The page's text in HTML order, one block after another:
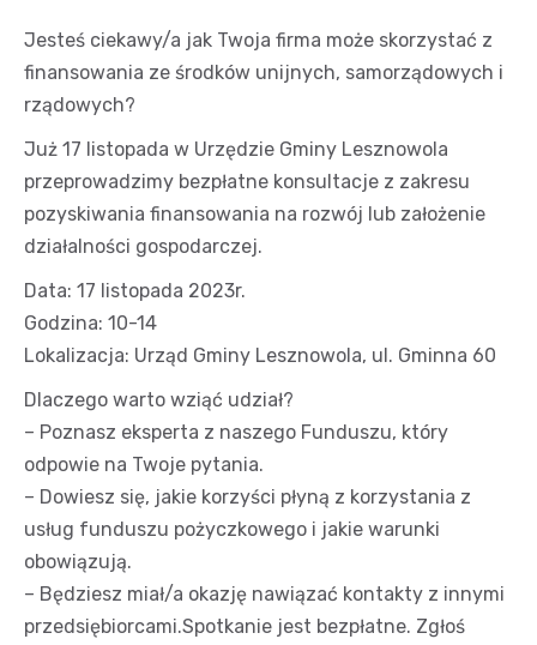
Jesteś ciekawy/a jak Twoja firma może skorzystać z
finansowania ze środków unijnych, samorządowych i
rządowych?
Już 17 listopada w Urzędzie Gminy Lesznowola
przeprowadzimy bezpłatne konsultacje z zakresu
pozyskiwania finansowania na rozwój lub założenie
działalności gospodarczej.
Data: 17 listopada 2023r.
Godzina: 10-14
Lokalizacja: Urząd Gminy Lesznowola, ul. Gminna 60
Dlaczego warto wziąć udział?
– Poznasz eksperta z naszego Funduszu, który
odpowie na Twoje pytania.
– Dowiesz się, jakie korzyści płyną z korzystania z
usług funduszu pożyczkowego i jakie warunki
obowiązują.
– Będziesz miał/a okazję nawiązać kontakty z innymi
przedsiębiorcami.Spotkanie jest bezpłatne. Zgłoś